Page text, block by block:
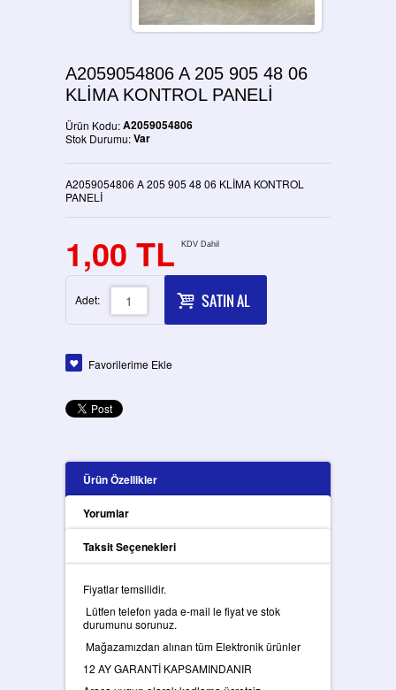
A2059054806 A 205 905 48 06
KLİMA KONTROL PANELİ
Ürün Kodu:A2059054806
Stok Durumu:Var
A2059054806 A 205 905 48 06 KLİMA KONTROL
PANELİ
1,00 TL KDV Dahil
Adet: SATIN AL
Favorilerime Ekle
Ürün Özellikler
Yorumlar
Taksit Seçenekleri
Fiyatlar temsilidir.
Lütfen telefon yada e-mail le fiyat ve stok
durumunu sorunuz.
Mağazamızdan alınan tüm Elektronik ürünler
12 AY GARANTİ KAPSAMINDANIR